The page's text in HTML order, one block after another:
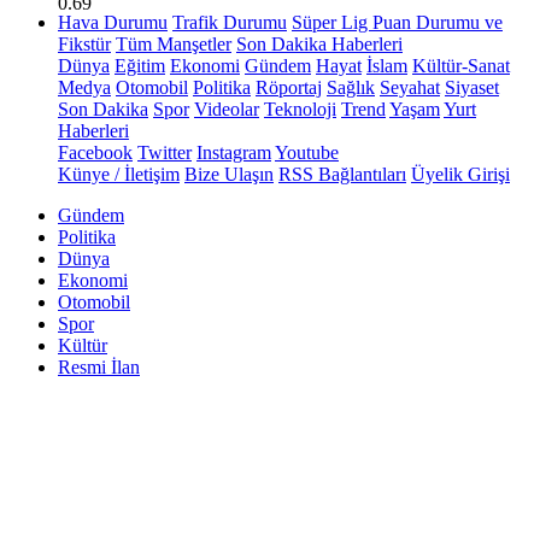
Hava Durumu Trafik Durumu Süper Lig Puan Durumu ve
Fikstür Tüm Manşetler Son Dakika Haberleri
Dünya Eğitim Ekonomi Gündem Hayat İslam Kültür-Sanat
Medya Otomobil Politika Röportaj Sağlık Seyahat Siyaset
Son Dakika Spor Videolar Teknoloji Trend YaşamYurt
Haberleri
Facebook Twitter InstagramYoutube
Künye / İletişim Bize Ulaşın RSS Bağlantıları Üyelik Girişi
Gündem
Politika
Dünya
Ekonomi
Otomobil
Spor
Kültür
Resmi İlan